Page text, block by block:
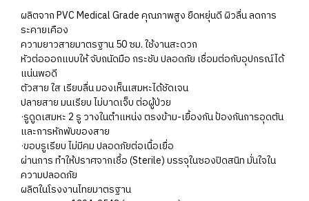
ผลิตจาก PVC Medical Grade คุณภาพสูง ยืดหยุ่นดี ผิวลื่น ลดการ
ระคายเคือง
ความยาวสายมาตรฐาน 50 ซม. ใช้งานสะดวก
หัวต่อออกแบบให้ จับถนัดมือ กระชับ ปลอดภัย เชื่อมต่อกับอุปกรณ์ได้
แน่นพอดี
ตัวสาย ใส เรียบลื่น มองเห็นเสมหะได้ชัดเจน
ปลายสาย มนเรียบ ไม่บาดเจ็บ ต่อผู้ป่วย
·รูดูดเสมหะ 2 รู วางในตำแหน่ง ตรงข้าม-เยื้องกัน ป้องกันการอุดตัน
และการหักพับของสาย
·ขอบรูเรียบ ไม่มีคม ปลอดภัยต่อเนื้อเยื่อ
ผ่านการ ทำให้ปราศจากเชื้อ (Sterile) บรรจุในซองปิดสนิท มั่นใจใน
ความปลอดภัย
ผลิตในโรงงานไทยมาตรฐาน